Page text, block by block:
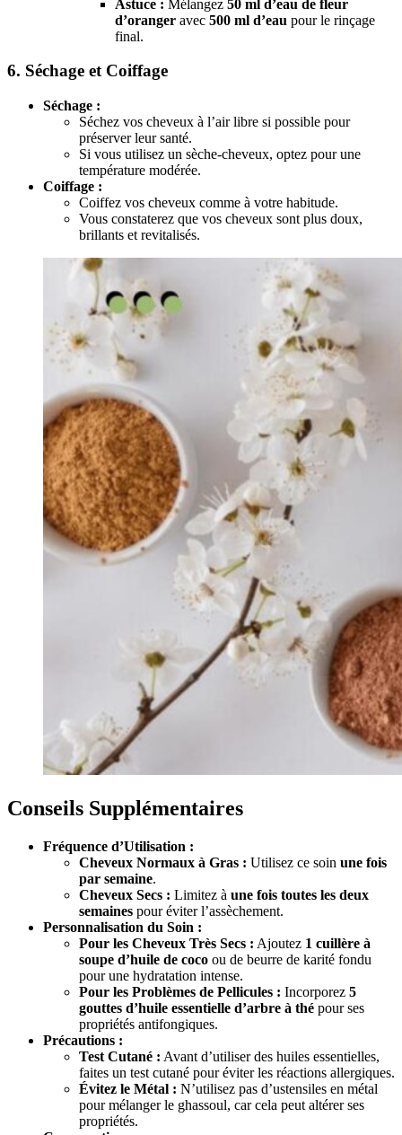
Astuce : Mélangez 50 ml d’eau de fleur
d’oranger avec 500 ml d’eau pour le rinçage
final.
6. Séchage et Coiffage
Séchage :
Séchez vos cheveux à l’air libre si possible pour
préserver leur santé.
Si vous utilisez un sèche-cheveux, optez pour une
température modérée.
Coiffage :
Coiffez vos cheveux comme à votre habitude.
Vous constaterez que vos cheveux sont plus doux,
brillants et revitalisés.
Conseils Supplémentaires
Fréquence d’Utilisation :
Cheveux Normaux à Gras : Utilisez ce soin une fois
par semaine.
Cheveux Secs : Limitez à une fois toutes les deux
semaines pour éviter l’assèchement.
Personnalisation du Soin :
Pour les Cheveux Très Secs : Ajoutez 1 cuillère à
soupe d’huile de coco ou de beurre de karité fondu
pour une hydratation intense.
Pour les Problèmes de Pellicules : Incorporez 5
gouttes d’huile essentielle d’arbre à thé pour ses
propriétés antifongiques.
Précautions :
Test Cutané : Avant d’utiliser des huiles essentielles,
faites un test cutané pour éviter les réactions allergiques.
Évitez le Métal : N’utilisez pas d’ustensiles en métal
pour mélanger le ghassoul, car cela peut altérer ses
propriétés.